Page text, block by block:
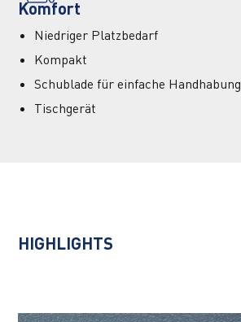
Komfort
Niedriger Platzbedarf
Kompakt
Schublade für einfache Handhabung
Tischgerät
HIGHLIGHTS